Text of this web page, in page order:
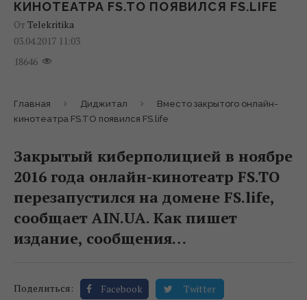
КИНОТЕАТРА FS.TO ПОЯВИЛСЯ FS.LIFE
От Telekritika
03.04.2017 11:03
18646
Главная Диджитал
Вместо закрытого онлайн-
кинотеатра FS.TO появился FS.life
Закрытый киберполицией в ноябре
2016 года онлайн-кинотеатр FS.TO
перезапустился на домене FS.life,
сообщает AIN.UA. Как пишет
издание, сообщения…
Поделиться: Facebook Twitter